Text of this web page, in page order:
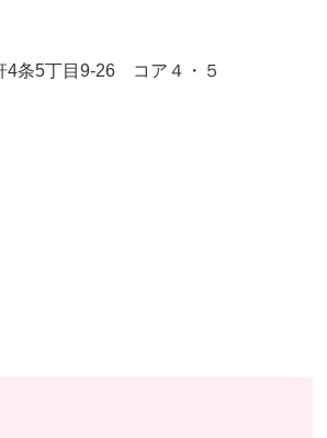
4条5丁目9-26 コア４・５